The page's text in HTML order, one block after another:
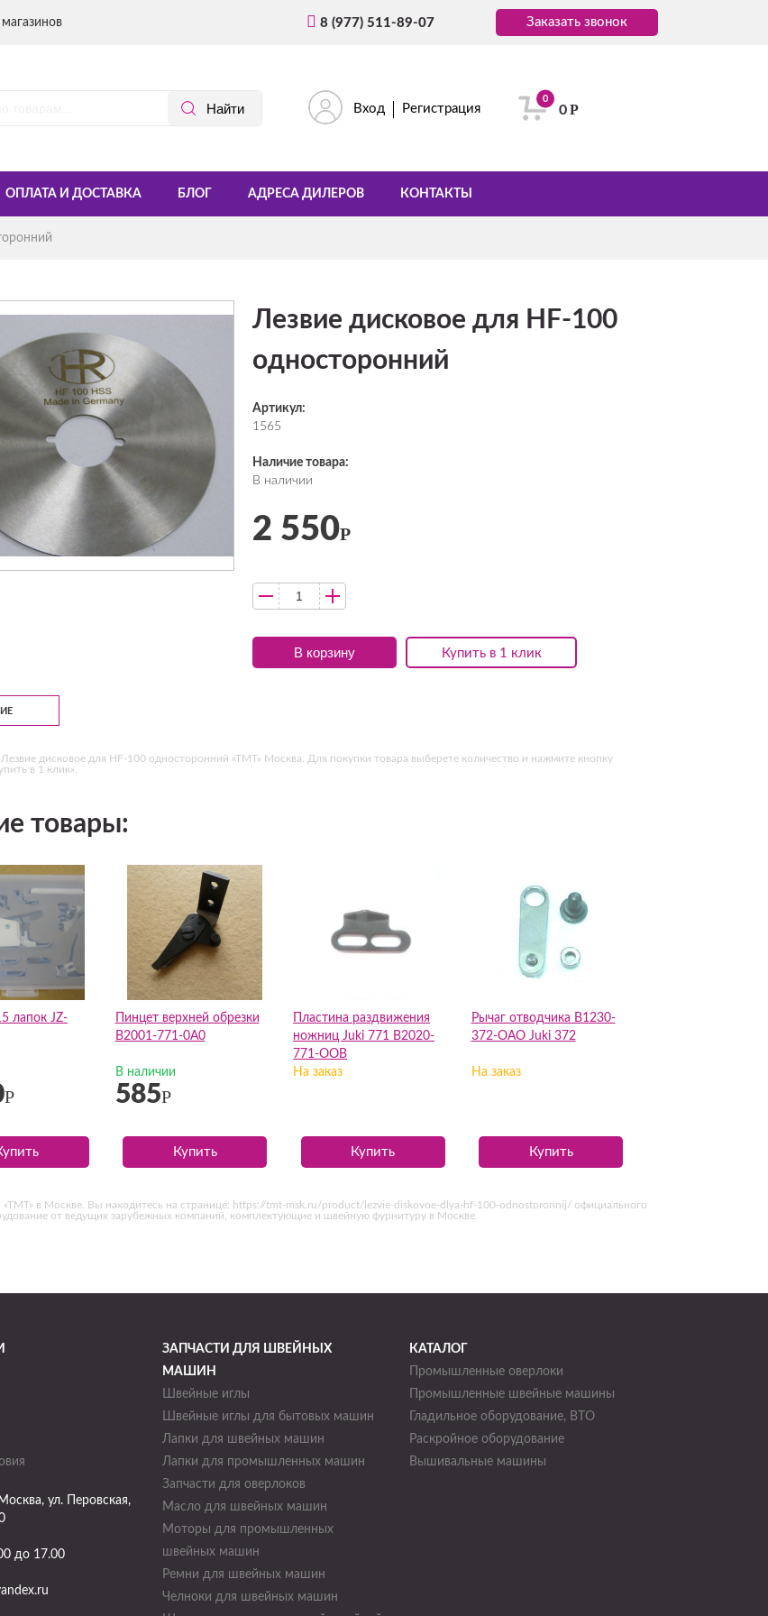
8 (977) 511-89-07 Заказать звонок
Вход Регистрация
0
0Р
ОПЛАТА И ДОСТАВКА БЛОГ АДРЕСА ДИЛЕРОВ КОНТАКТЫ
Лезвие дисковое для HF-100
односторонний
Артикул:
1565
Наличие товара:
В наличии
Купить в 1 клик
2 550Р
В корзину
дисковое для HF-100 односторонний «ТМТ» Москва. Для покупки товара выберете количество и нажмите кнопку
в 1 клик».
товары:
лапок JZ-
Р
Пинцет верхней обрезки
B2001-771-0A0
В наличии
585Р
Купить
Пластина раздвижения
ножниц Juki 771 B2020-
771-OOB
На заказ
Купить
Рычаг отводчика B1230-
372-ОАО Juki 372
На заказ
Купить
в Москве. Вы находитесь на странице: https://tmt-msk.ru/product/lezvie-diskovoe-dlya-hf-100-odnostoronnij/ официального
от ведущих зарубежных компаний, комплектующие и швейную фурнитуру в Москве.
Москва, ул. Перовская,
до 17.00
ЗАПЧАСТИ ДЛЯ ШВЕЙНЫХ
МАШИН
Швейные иглы
Швейные иглы для бытовых машин
Лапки для швейных машин
Лапки для промышленных машин
Запчасти для оверлоков
Масло для швейных машин
Моторы для промышленных
швейных машин
Ремни для швейных машин
Челноки для швейных машин
КАТАЛОГ
Промышленные оверлоки
Промышленные швейные машины
Гладильное оборудование, ВТО
Раскройное оборудование
Вышивальные машины